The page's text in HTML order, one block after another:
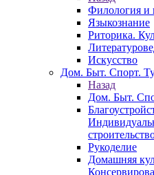
Филология и
Языкознание
Риторика.
Искусство
Дом. Быт. Спорт.
Назад
Дом. Быт.
Рукоделие
Домашняя